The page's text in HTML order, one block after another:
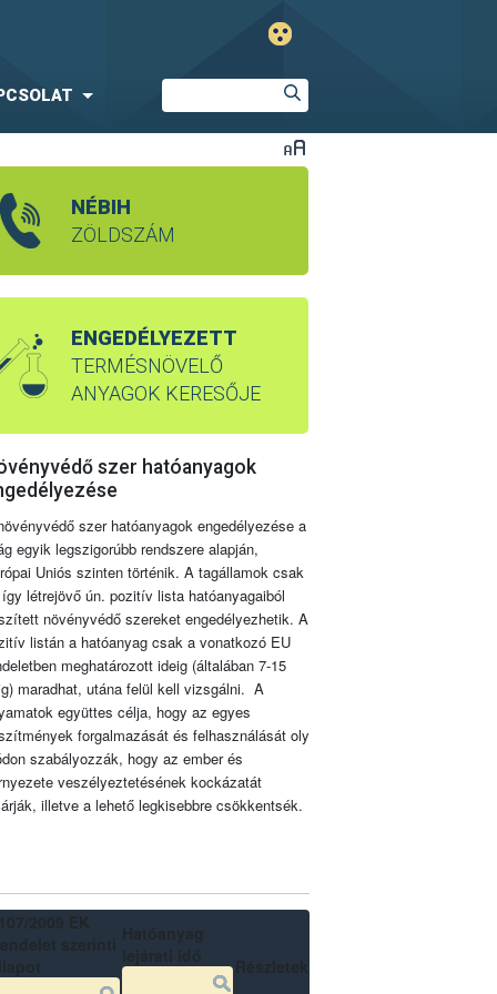
NÉBIH
ZÖLDSZÁM
ENGEDÉLYEZETT
TERMÉSNÖVELŐ
ANYAGOK KERESŐJE
szer hatóanyagok
szer hatóanyagok engedélyezése a
egyik legszigorúbb rendszere alapján,
Uniós szinten történik. A tagállamok csak
létrejövő ún. pozitív lista hatóanyagaiból
növényvédő szereket engedélyezhetik. A
listán a hatóanyag csak a vonatkozó EU
meghatározott ideig (általában 7-15
maradhat, utána felül kell vizsgálni. A
együttes célja, hogy az egyes
forgalmazását és felhasználását oly
szabályozzák, hogy az ember és
veszélyeztetésének kockázatát
illetve a lehető legkisebbre csökkentsék.